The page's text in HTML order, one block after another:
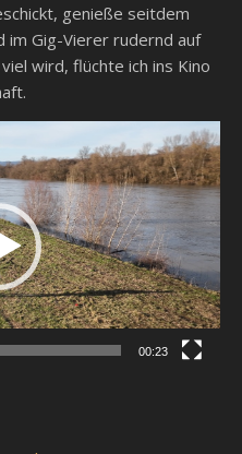
genieße seitdem
im Gig-Vierer rudernd auf
wird, flüchte ich ins Kino
00:23